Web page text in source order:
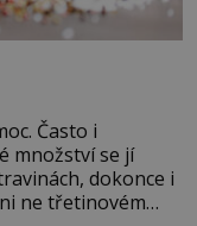
Často i
množství se jí
dokonce i
ne třetinovém